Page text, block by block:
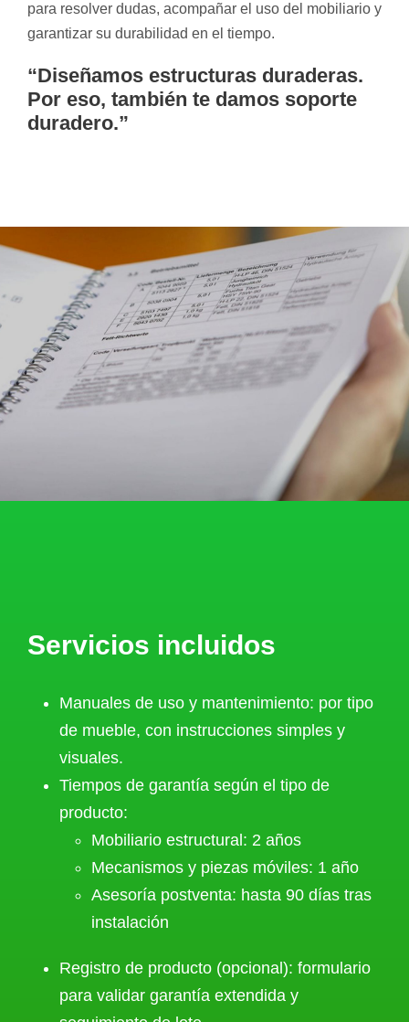
para resolver dudas, acompañar el uso del mobiliario y
garantizar su durabilidad en el tiempo.
“Diseñamos estructuras duraderas.
Por eso, también te damos soporte
duradero.”
Servicios incluidos
Manuales de uso y mantenimiento: por tipo
de mueble, con instrucciones simples y
visuales.
Tiempos de garantía según el tipo de
producto:
Mobiliario estructural: 2 años
Mecanismos y piezas móviles: 1 año
Asesoría postventa: hasta 90 días tras
instalación
Registro de producto (opcional): formulario
para validar garantía extendida y